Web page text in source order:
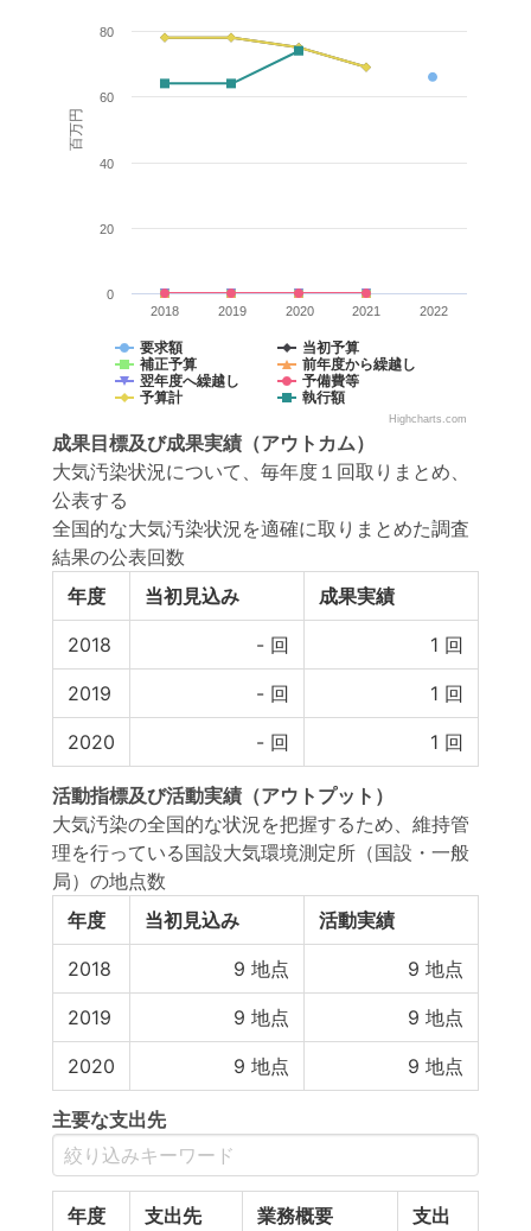
百万円
要求額
当初予算
補正予算
前年度から繰越し
翌年度へ繰越し
予備費等
予算計
執行額
2018 2019 2020 2021 2022
0
20
40
60
80
Highcharts.com
成果目標及び成果実績 （アウトカム）
大気汚染状況について、毎年度１回取りまとめ、
公表する
全国的な大気汚染状況を適確に取りまとめた調査
結果の公表回数
年度
当初見込み 成果実績
2018 - 回 1 回
2019 - 回 1 回
2020 - 回 1 回
活動指標及び活動実績 （アウトプット）
大気汚染の全国的な状況を把握するため、維持管
理を行っている国設大気環境測定所（国設・一般
局）の地点数
年度
当初見込み 活動実績
2018 9 地点 9 地点
2019 9 地点 9 地点
2020 9 地点 9 地点
主要な支出先
年度 支出先 業務概要
支出